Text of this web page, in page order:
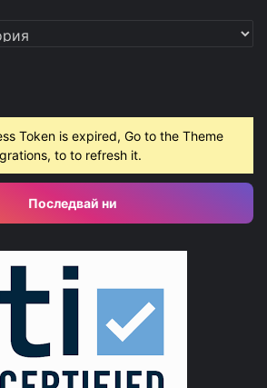
Token is expired, Go to the Theme
to to refresh it.
Последвай ни